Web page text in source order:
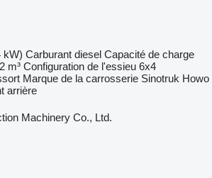
kW) Carburant diesel Capacité de charge
m³ Configuration de l'essieu 6x4
Marque de la carrosserie Sinotruk Howo
arrière
Machinery Co., Ltd.